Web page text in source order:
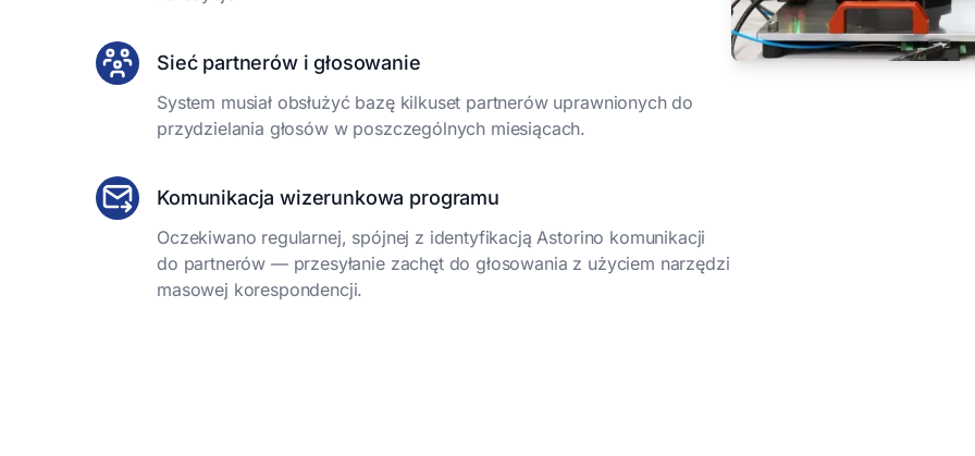
Sieć partnerów i głosowanie
System musiał obsłużyć bazę kilkuset partnerów uprawnionych do
przydzielania głosów w poszczególnych miesiącach.
Komunikacja wizerunkowa programu
Oczekiwano regularnej, spójnej z identyfikacją Astorino komunikacji
do partnerów — przesyłanie zachęt do głosowania z użyciem narzędzi
masowej korespondencji.